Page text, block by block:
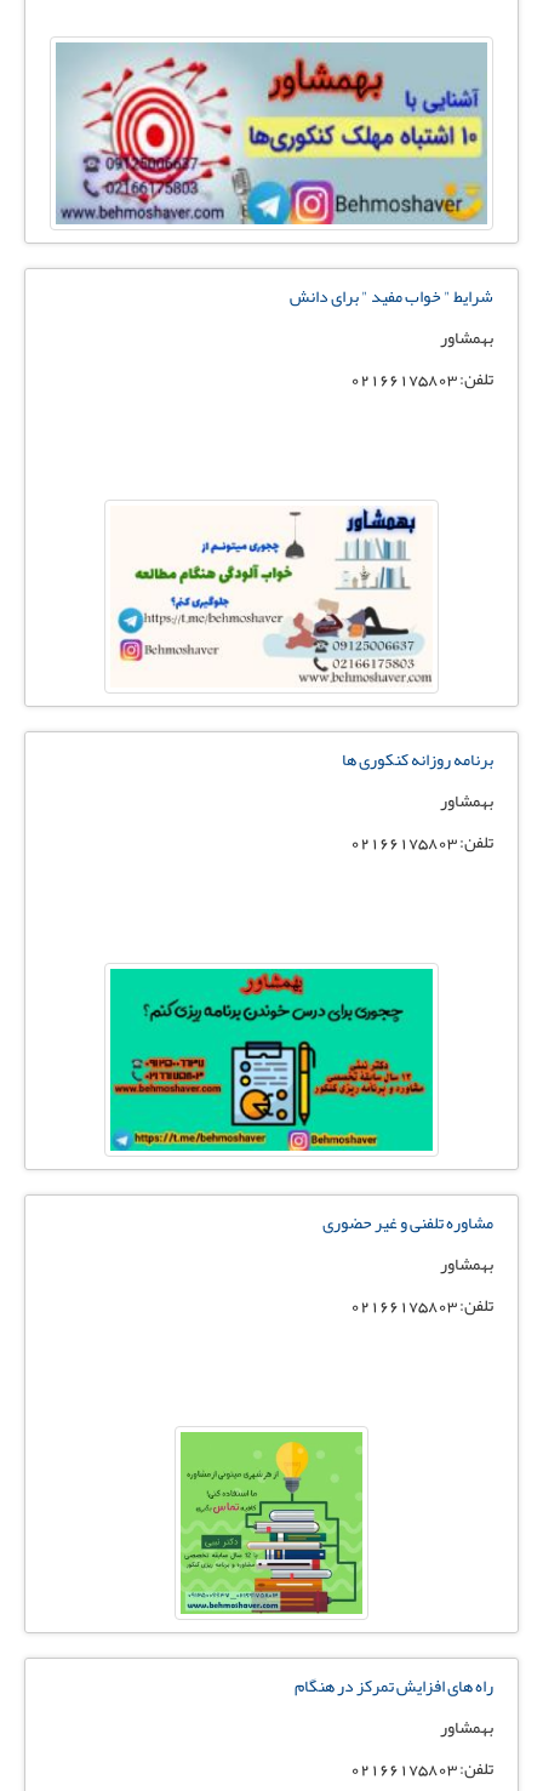
ﺷﺮاﯾﻂ " ﺧﻮاب ﻣﻔﯿﺪ " ﺑﺮای داﻧﺶ
بهمشاور
تلفن: 02166175803
ﺑﺮﻧﺎﻣﻪ روزاﻧﻪ کنکوری ها
بهمشاور
تلفن: 02166175803
مشاوره تلفنی و غیر حضوری
بهمشاور
تلفن: 02166175803
راه های افزایش تمرکز در هنگام
بهمشاور
تلفن: 02166175803